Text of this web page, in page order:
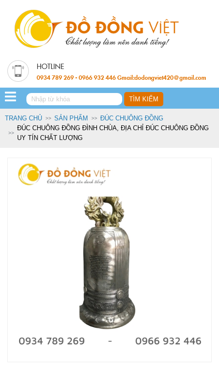
0934 789 269 - 0966 932 446 Gmail:dodongviet420@gmail.com
TRANG CHỦ SẢN PHẨM
ĐÚC CHUÔNG ĐỒNG
ĐÚC CHUÔNG ĐỒNG ĐÌNH CHÙA, ĐỊA CHỈ ĐÚC CHUÔNG ĐỒNG
UY TÍN CHẤT LƯỢNG